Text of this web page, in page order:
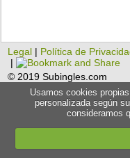
Legal | Política de
|
© 2019 Subingles.com
Usamos cookies
personalizada según
consideramos